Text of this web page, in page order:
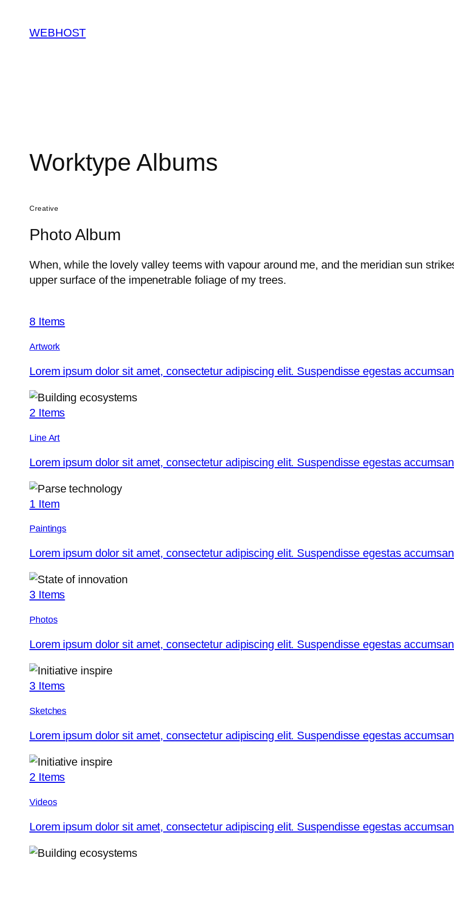
WEBHOST
Worktype Albums
Creative
Photo Album
When, while the lovely valley teems with vapour around me, and the meridian sun
upper surface of the impenetrable foliage of my trees.
8 Items
Artwork
Lorem ipsum dolor sit amet, consectetur adipiscing elit. Suspendisse egestas
2 Items
Line Art
Lorem ipsum dolor sit amet, consectetur adipiscing elit. Suspendisse egestas
1 Item
Paintings
Lorem ipsum dolor sit amet, consectetur adipiscing elit. Suspendisse egestas
3 Items
Photos
Lorem ipsum dolor sit amet, consectetur adipiscing elit. Suspendisse egestas
3 Items
Sketches
Lorem ipsum dolor sit amet, consectetur adipiscing elit. Suspendisse egestas
2 Items
Videos
Lorem ipsum dolor sit amet, consectetur adipiscing elit. Suspendisse egestas